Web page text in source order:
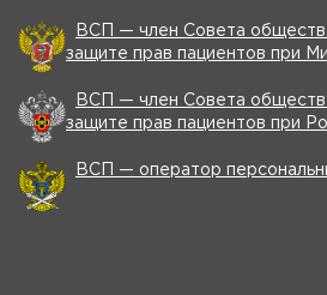
ВСП — член Совета
защите прав пациентов при
ВСП — член Совета
защите прав пациентов при
ВСП — оператор